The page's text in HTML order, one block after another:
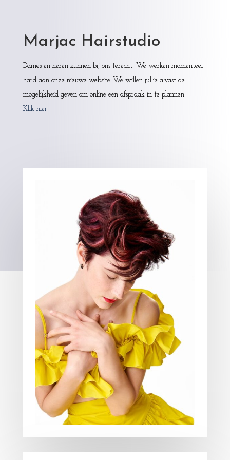
Marjac Hairstudio
Dames en heren kunnen bij ons terecht! We werken momenteel
hard aan onze nieuwe website. We willen jullie alvast de
mogelijkheid geven om online een afspraak in te plannen!
Klik hier